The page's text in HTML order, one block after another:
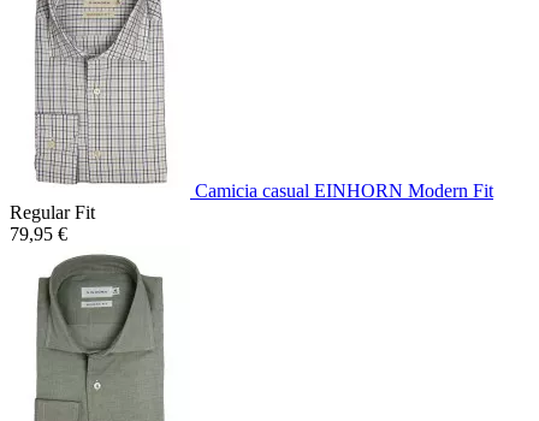
Camicia casual EINHORN Modern Fit
Regular Fit
79,95 €